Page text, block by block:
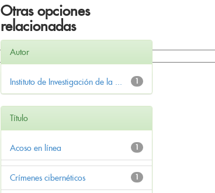
Otras opciones
relacionadas
Autor
1
Instituto de Investigación de la ...
Título
1
Acoso en línea
1
Crímenes cibernéticos